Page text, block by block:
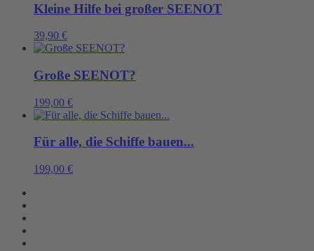
Kleine Hilfe bei großer SEENOT
39,90 €
Große SEENOT?
199,00 €
Für alle, die Schiffe bauen...
199,00 €